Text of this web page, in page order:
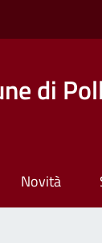
di
Novità